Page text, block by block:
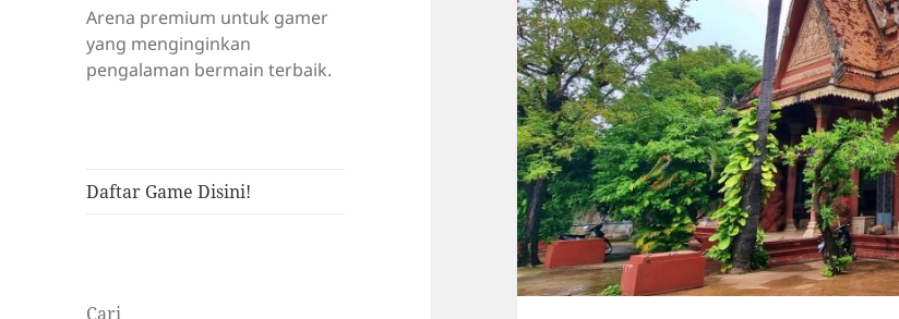
Arena premium untuk gamer
yang menginginkan
pengalaman bermain terbaik.
Daftar Game Disini!
Cari